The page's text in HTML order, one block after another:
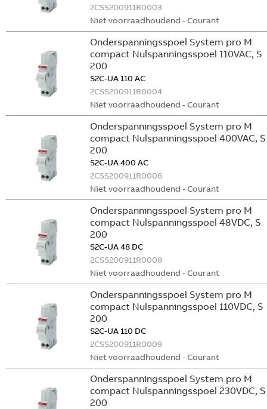
2CSS200911R0003
Niet voorraadhoudend - Courant
Onderspanningsspoel System pro M
compact Nulspanningsspoel 110VAC, S
200
S2C-UA 110 AC
2CSS200911R0004
Niet voorraadhoudend - Courant
Onderspanningsspoel System pro M
compact Nulspanningsspoel 400VAC, S
200
S2C-UA 400 AC
2CSS200911R0006
Niet voorraadhoudend - Courant
Onderspanningsspoel System pro M
compact Nulspanningsspoel 48VDC, S
200
S2C-UA 48 DC
2CSS200911R0008
Niet voorraadhoudend - Courant
Onderspanningsspoel System pro M
compact Nulspanningsspoel 110VDC, S
200
S2C-UA 110 DC
2CSS200911R0009
Niet voorraadhoudend - Courant
Onderspanningsspoel System pro M
compact Nulspanningsspoel 230VDC, S
200